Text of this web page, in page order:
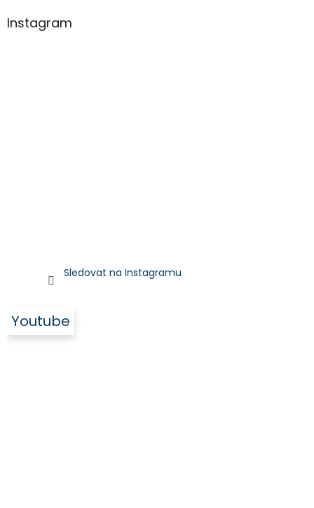
Instagram
Sledovat na Instagramu
Youtube